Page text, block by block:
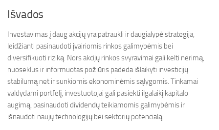
Išvados
Investavimas į daug akcijų yra patraukli ir daugialypė strategija,
leidžianti pasinaudoti įvairiomis rinkos galimybėmis bei
diversifikuoti riziką. Nors akcijų rinkos svyravimai gali kelti nerimą,
nuoseklus ir informuotas požiūris padeda išlaikyti investicijų
stabilumą net ir sunkiomis ekonominėmis sąlygomis. Tinkamai
valdydami portfelį, investuotojai gali pasiekti ilgalaikį kapitalo
augimą, pasinaudoti dividendų teikiamomis galimybėmis ir
išnaudoti naujų technologijų bei sektorių potencialą.